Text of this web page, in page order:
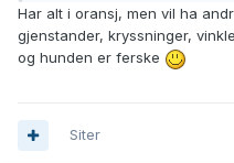
Har alt i oransj, men vil ha
gjenstander, kryssninger,
og hunden er ferske
Siter